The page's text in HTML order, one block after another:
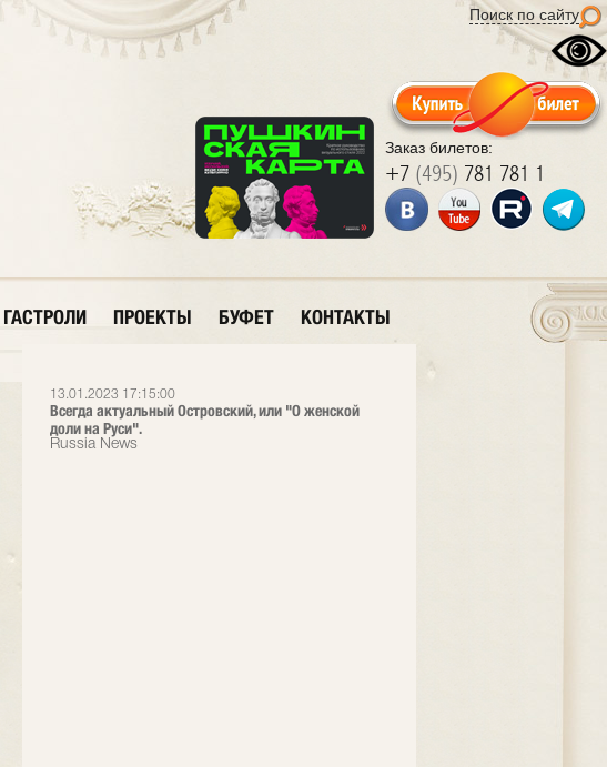
Поиск по сайту
Заказ билетов:
+7 (495) 781 781 1
ГАСТРОЛИ ПРОЕКТЫ БУФЕТ КОНТАКТЫ
13.01.2023 17:15:00
Всегда актуальный Островский, или "О женской
доли на Руси".
Russia News